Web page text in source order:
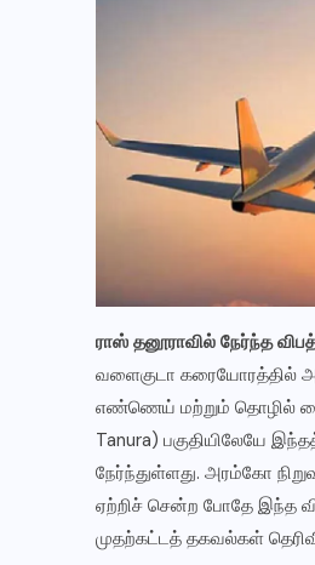
ராஸ் தனூராவில் நேர்ந்த
வளைகுடா கரையோரத்தில்
எண்ணெய் மற்றும் தொழில்
Tanura) பகுதியிலேயே
நேர்ந்துள்ளது. அரம்கோ
ஏற்றிச் சென்ற போதே இந்த
முதற்கட்டத் தகவல்கள்